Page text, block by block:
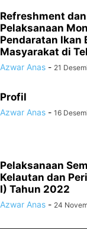
Refreshment
Pelaksanaan
Pendaratan Ikan
Masyarakat di
Azwar Anas - 21
Profil
Azwar Anas - 16
Pelaksanaan
Kelautan dan
I) Tahun 2022
Azwar Anas - 24